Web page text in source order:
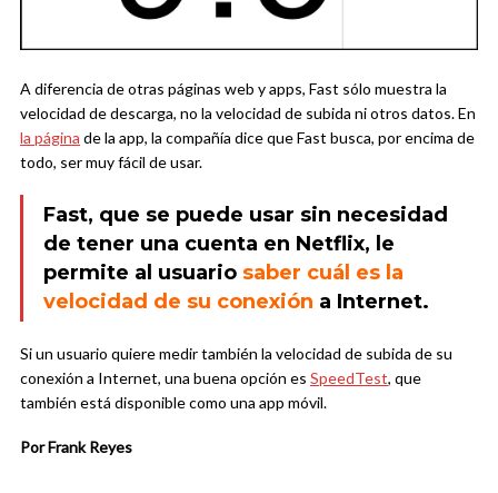
A diferencia de otras páginas web y apps, Fast sólo muestra la
velocidad de descarga, no la velocidad de subida ni otros datos. En
la página de la app, la compañía dice que Fast busca, por encima de
todo, ser muy fácil de usar.
Fast, que se puede usar sin necesidad
de tener una cuenta en Netflix, le
permite al usuario saber cuál es la
velocidad de su conexión a Internet.
Si un usuario quiere medir también la velocidad de subida de su
conexión a Internet, una buena opción es SpeedTest, que
también está disponible como una app móvil.
Por Frank Reyes